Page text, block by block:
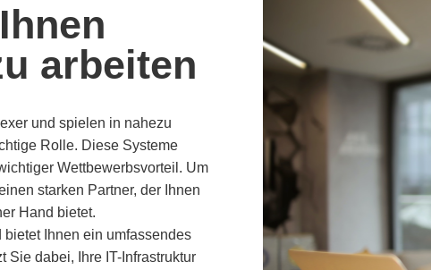
arbeiten
und spielen in nahezu
Rolle. Diese Systeme
Wettbewerbsvorteil. Um
starken Partner, der Ihnen
Hand bietet.
Ihnen ein umfassendes
Sie dabei, Ihre IT-Infrastruktur